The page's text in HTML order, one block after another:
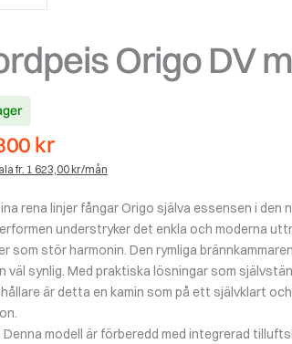
Origo DV
kr
fr. 1 623,00 kr/mån
rena linjer fångar Origo själva essensen i den
understryker det enkla och moderna
som stör harmonin. Den rymliga
väl synlig. Med praktiska lösningar som
är detta en kamin som på ett självklart
Denna modell är förberedd med integrerad